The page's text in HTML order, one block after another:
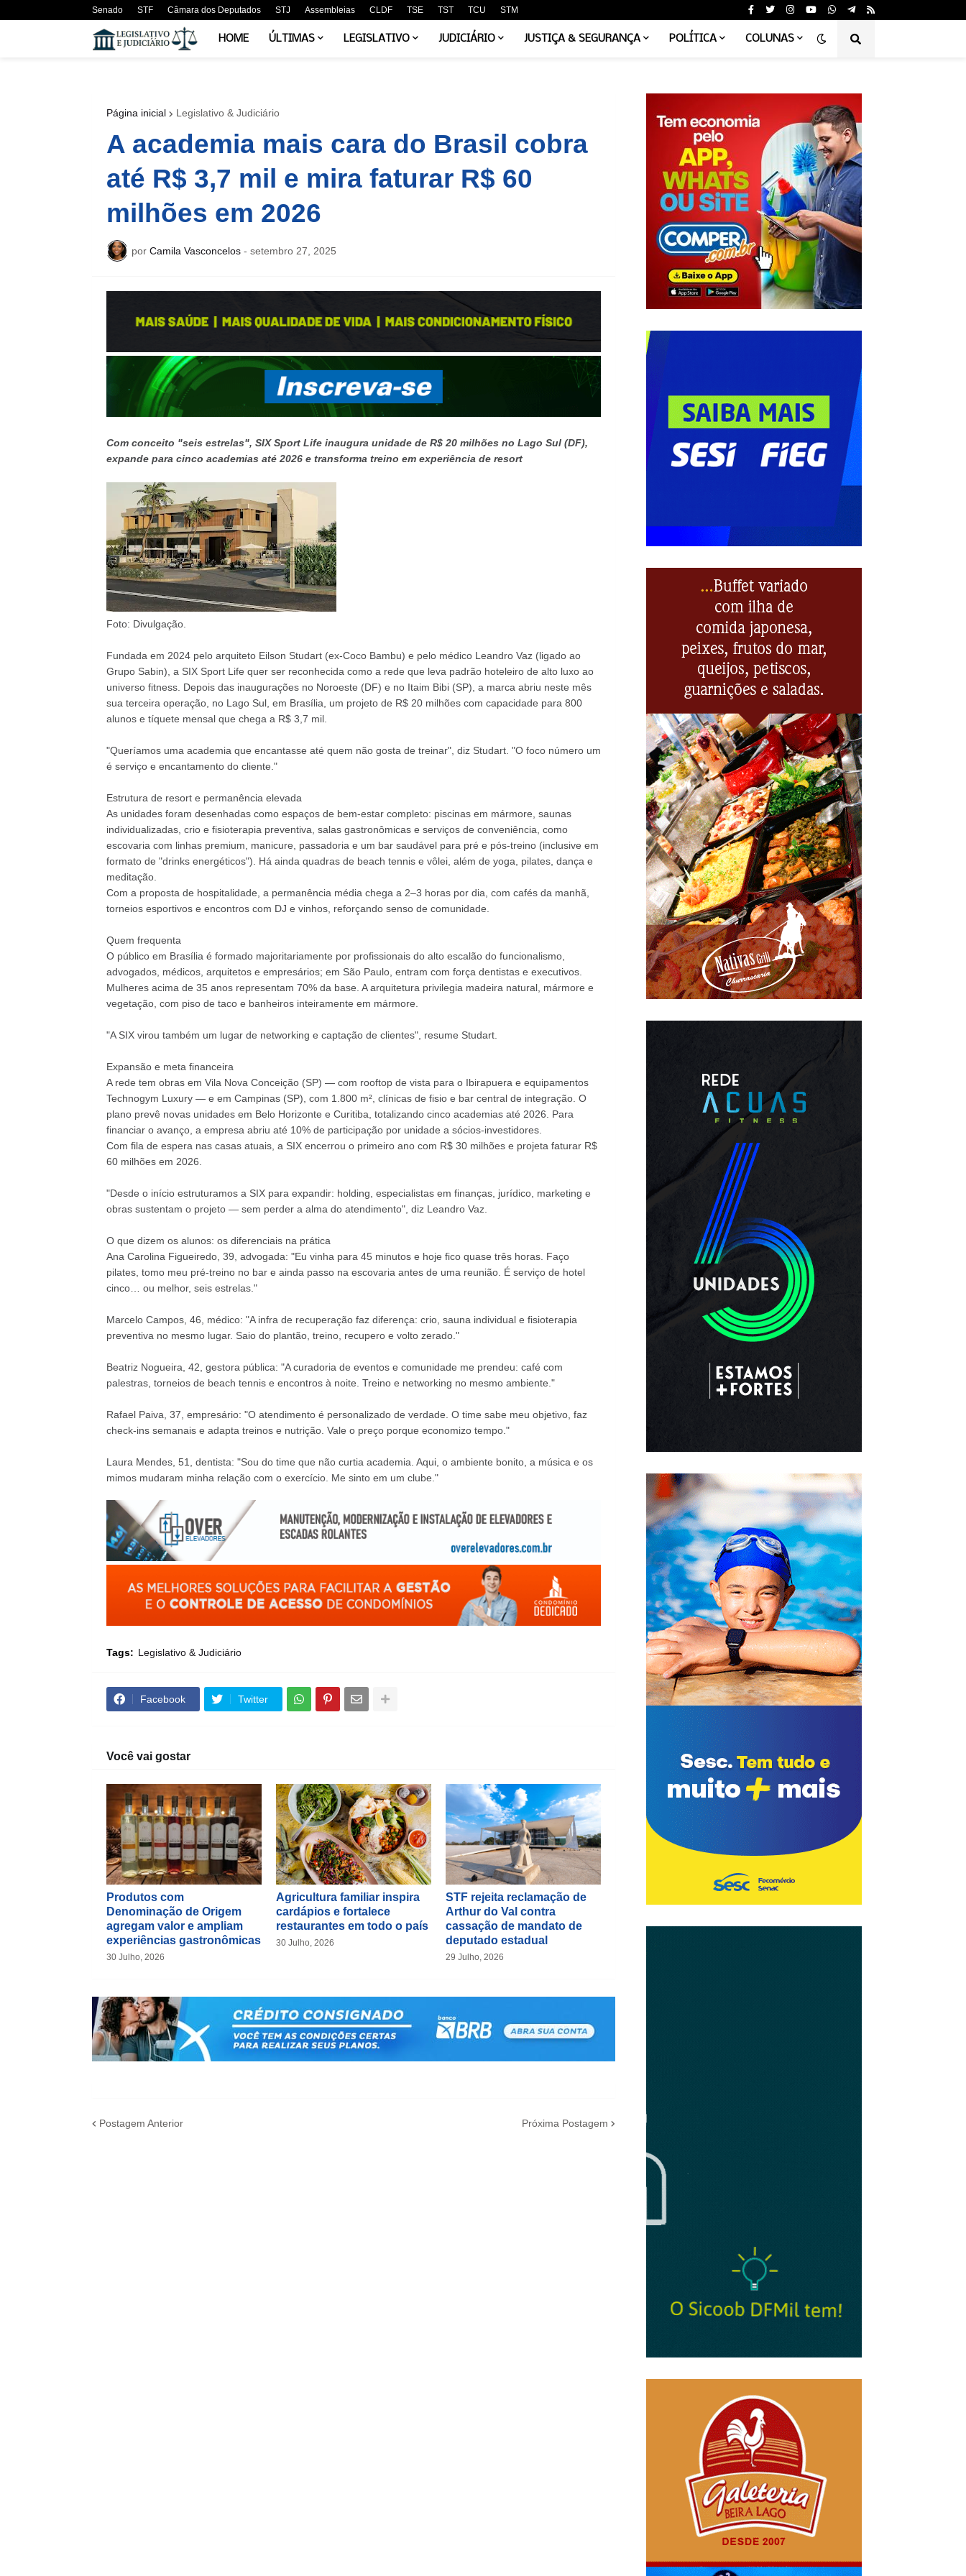
Senado STF Câmara dos Deputados STJ Assembleias CLDF TSE TST TCU STM
HOME ÚLTIMAS LEGISLATIVO JUDICIÁRIO JUSTIÇA & SEGURANÇA POLÍTICA COLUNAS
Página inicial Legislativo & Judiciário
A academia mais cara do Brasil cobra
até R$ 3,7 mil e mira faturar R$ 60
milhões em 2026
por Camila Vasconcelos - setembro 27, 2025
Com conceito "seis estrelas", SIX Sport Life inaugura unidade de R$ 20 milhões no Lago Sul (DF),
expande para cinco academias até 2026 e transforma treino em experiência de resort
Foto: Divulgação.
Fundada em 2024 pelo arquiteto Eilson Studart (ex-Coco Bambu) e pelo médico Leandro Vaz (ligado ao
Grupo Sabin), a SIX Sport Life quer ser reconhecida como a rede que leva padrão hoteleiro de alto luxo ao
universo fitness. Depois das inaugurações no Noroeste (DF) e no Itaim Bibi (SP), a marca abriu neste mês
sua terceira operação, no Lago Sul, em Brasília, um projeto de R$ 20 milhões com capacidade para 800
alunos e tíquete mensal que chega a R$ 3,7 mil.
"Queríamos uma academia que encantasse até quem não gosta de treinar", diz Studart. "O foco número um
é serviço e encantamento do cliente."
Estrutura de resort e permanência elevada
As unidades foram desenhadas como espaços de bem-estar completo: piscinas em mármore, saunas
individualizadas, crio e fisioterapia preventiva, salas gastronômicas e serviços de conveniência, como
escovaria com linhas premium, manicure, passadoria e um bar saudável para pré e pós-treino (inclusive em
formato de "drinks energéticos"). Há ainda quadras de beach tennis e vôlei, além de yoga, pilates, dança e
meditação.
Com a proposta de hospitalidade, a permanência média chega a 2–3 horas por dia, com cafés da manhã,
torneios esportivos e encontros com DJ e vinhos, reforçando senso de comunidade.
Quem frequenta
O público em Brasília é formado majoritariamente por profissionais do alto escalão do funcionalismo,
advogados, médicos, arquitetos e empresários; em São Paulo, entram com força dentistas e executivos.
Mulheres acima de 35 anos representam 70% da base. A arquitetura privilegia madeira natural, mármore e
vegetação, com piso de taco e banheiros inteiramente em mármore.
"A SIX virou também um lugar de networking e captação de clientes", resume Studart.
Expansão e meta financeira
A rede tem obras em Vila Nova Conceição (SP) — com rooftop de vista para o Ibirapuera e equipamentos
Technogym Luxury — e em Campinas (SP), com 1.800 m², clínicas de fisio e bar central de integração. O
plano prevê novas unidades em Belo Horizonte e Curitiba, totalizando cinco academias até 2026. Para
financiar o avanço, a empresa abriu até 10% de participação por unidade a sócios-investidores.
Com fila de espera nas casas atuais, a SIX encerrou o primeiro ano com R$ 30 milhões e projeta faturar R$
60 milhões em 2026.
"Desde o início estruturamos a SIX para expandir: holding, especialistas em finanças, jurídico, marketing e
obras sustentam o projeto — sem perder a alma do atendimento", diz Leandro Vaz.
O que dizem os alunos: os diferenciais na prática
Ana Carolina Figueiredo, 39, advogada: "Eu vinha para 45 minutos e hoje fico quase três horas. Faço
pilates, tomo meu pré-treino no bar e ainda passo na escovaria antes de uma reunião. É serviço de hotel
cinco… ou melhor, seis estrelas."
Marcelo Campos, 46, médico: "A infra de recuperação faz diferença: crio, sauna individual e fisioterapia
preventiva no mesmo lugar. Saio do plantão, treino, recupero e volto zerado."
Beatriz Nogueira, 42, gestora pública: "A curadoria de eventos e comunidade me prendeu: café com
palestras, torneios de beach tennis e encontros à noite. Treino e networking no mesmo ambiente."
Rafael Paiva, 37, empresário: "O atendimento é personalizado de verdade. O time sabe meu objetivo, faz
check-ins semanais e adapta treinos e nutrição. Vale o preço porque economizo tempo."
Laura Mendes, 51, dentista: "Sou do time que não curtia academia. Aqui, o ambiente bonito, a música e os
mimos mudaram minha relação com o exercício. Me sinto em um clube."
Tags: Legislativo & Judiciário
Facebook Twitter
Você vai gostar
Produtos com
Denominação de Origem
agregam valor e ampliam
experiências gastronômicas
30 Julho, 2026
Agricultura familiar inspira
cardápios e fortalece
restaurantes em todo o país
30 Julho, 2026
STF rejeita reclamação de
Arthur do Val contra
cassação de mandato de
deputado estadual
29 Julho, 2026
Postagem Anterior Próxima Postagem